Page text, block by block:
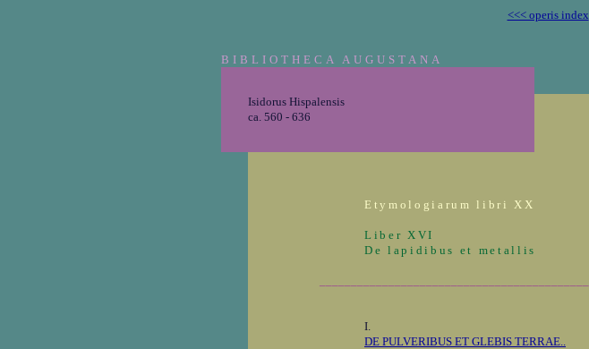
<<< operis index
BIBLIOTHECA AUGUSTANA
Isidorus Hispalensis
ca. 560 - 636
Etymologiarum libri XX
Liber XVI
De lapidibus et metallis
I.
DE PULVERIBUS ET GLEBIS TERRAE..